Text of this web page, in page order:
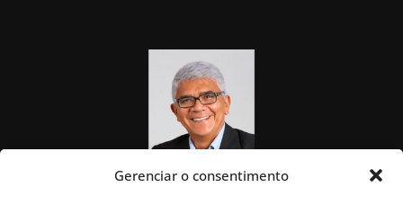
Gerenciar o consentimento